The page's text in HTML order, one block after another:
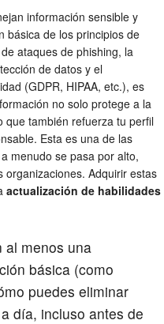
información sensible y
básica de los principios de
ataques de phishing, la
de datos y el
(GDPR, HIPAA, etc.), es
no solo protege a la
que también refuerza tu perfil
Esta es una de las
menudo se pasa por alto,
Adquirir estas
actualización de habilidades
al menos una
básica (como
puedes eliminar
día, incluso antes de